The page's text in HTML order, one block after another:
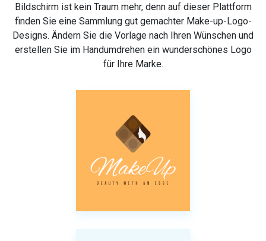
Bildschirm ist kein Traum mehr, denn auf dieser Plattform
finden Sie eine Sammlung gut gemachter Make-up-Logo-
Designs. Ändern Sie die Vorlage nach Ihren Wünschen und
erstellen Sie im Handumdrehen ein wunderschönes Logo
für Ihre Marke.